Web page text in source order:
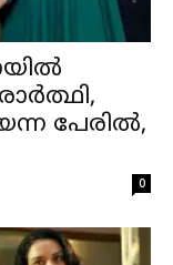
പേരില്‍,
0